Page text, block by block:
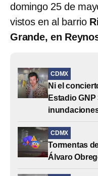
domingo 25 de
vistos en al barrio
Grande, en
CDMX
Ni el
Estadio
CDMX
Tormentas
Álvaro